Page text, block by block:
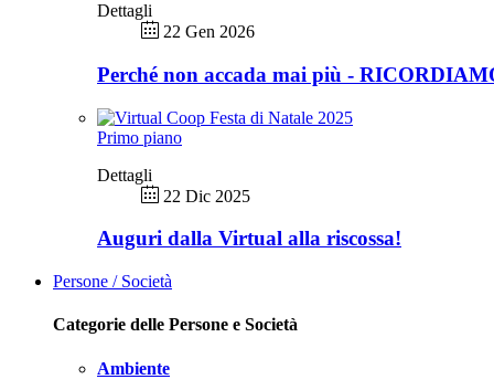
Dettagli
22 Gen 2026
Perché non accada mai più -
Primo piano
Dettagli
22 Dic 2025
Auguri dalla Virtual alla riscossa!
Persone / Società
Categorie delle Persone e Società
Ambiente